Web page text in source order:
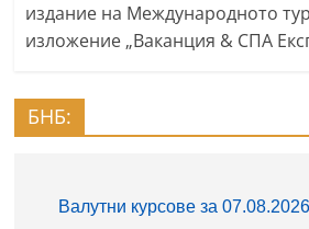
издание на Международното
изложение „Ваканция & СПА
БНБ: